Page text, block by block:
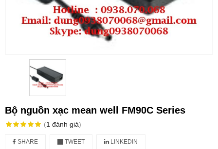
Bộ nguồn xạc mean well FM90C Series
(1 đánh giá)
SHARE TWEET LINKEDIN